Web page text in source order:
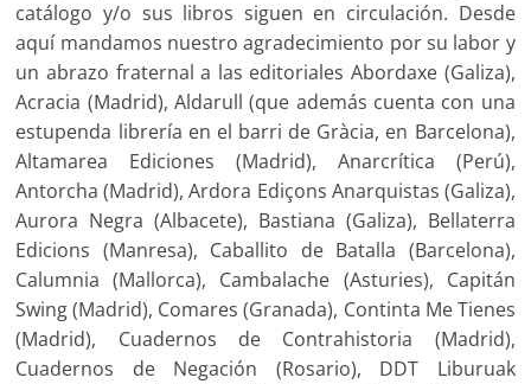
catálogo y/o sus libros siguen en circulación. Desde
aquí mandamos nuestro agradecimiento por su labor y
un abrazo fraternal a las editoriales Abordaxe (Galiza),
Acracia (Madrid), Aldarull (que además cuenta con una
estupenda librería en el barri de Gràcia, en Barcelona),
Altamarea Ediciones (Madrid), Anarcrítica (Perú),
Antorcha (Madrid), Ardora Ediçons Anarquistas (Galiza),
Aurora Negra (Albacete), Bastiana (Galiza), Bellaterra
Edicions (Manresa), Caballito de Batalla (Barcelona),
Calumnia (Mallorca), Cambalache (Asturies), Capitán
Swing (Madrid), Comares (Granada), Continta Me Tienes
(Madrid), Cuadernos de Contrahistoria (Madrid),
Cuadernos de Negación (Rosario), DDT Liburuak